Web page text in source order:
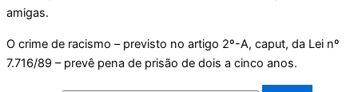
amigas.
O crime de racismo – previsto no artigo 2º-A, caput, da Lei nº
7.716/89 – prevê pena de prisão de dois a cinco anos.